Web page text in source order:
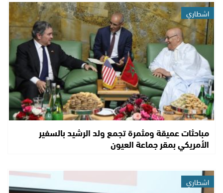
اشطاري
مباحثات عميقة ومثمرة تجمع ولد الرشيد بالسفير
الأمريكي بمقر جماعة العيون
اشطاري